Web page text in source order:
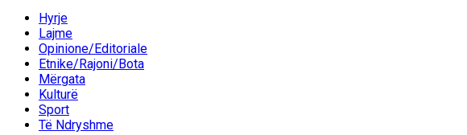
Hyrje
Lajme
Opinione/Editoriale
Etnike/Rajoni/Bota
Mërgata
Kulturë
Sport
Të Ndryshme